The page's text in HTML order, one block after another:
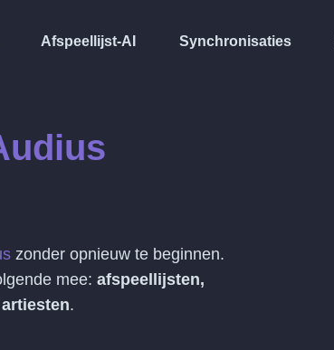
Afspeellijst-AI Synchronisaties
zonder opnieuw te beginnen.
mee: afspeellijsten,
.